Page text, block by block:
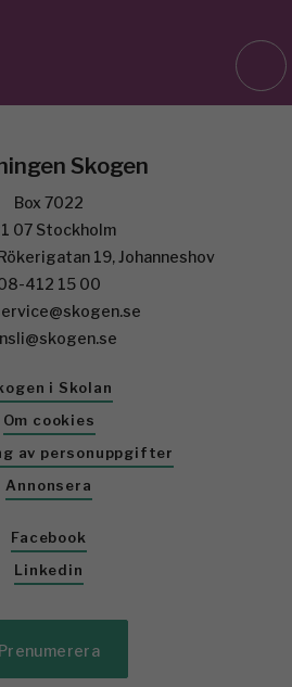
Skogen
Box 7022
07 Stockholm
19, Johanneshov
412 15 00
i Skolan
Om cookies
av personuppgifter
Annonsera
Facebook
Linkedin
Prenumerera